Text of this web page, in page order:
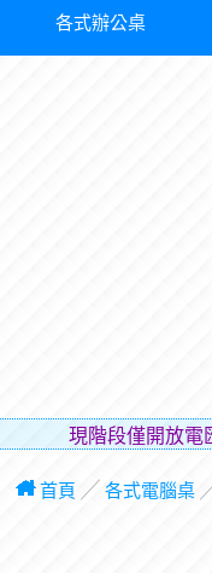
各式辦公桌
現階段僅開放電
首頁 ╱ 各式電腦桌